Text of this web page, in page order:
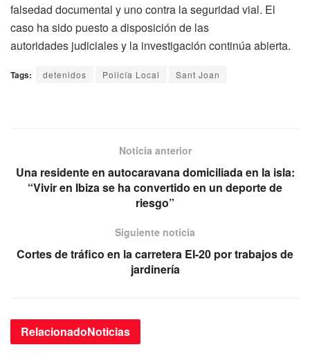
falsedad documental y uno contra la seguridad vial. El
caso ha sido puesto a disposición de las
autoridades judiciales y la investigación continúa abierta.
Tags: detenidos Policía Local Sant Joan
Noticia anterior
Una residente en autocaravana domiciliada en la isla:
“Vivir en Ibiza se ha convertido en un deporte de
riesgo”
Siguiente noticia
Cortes de tráfico en la carretera EI-20 por trabajos de
jardinería
RelacionadoNoticias